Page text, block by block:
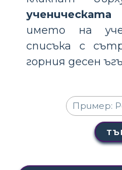
ученическата
името на
списъка с
горния десен